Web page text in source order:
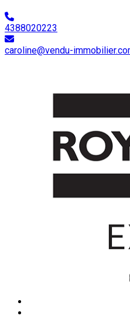
4388020223
caroline@vendu-